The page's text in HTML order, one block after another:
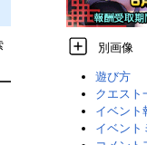
別画像
遊び方
クエスト
イベント
イベント